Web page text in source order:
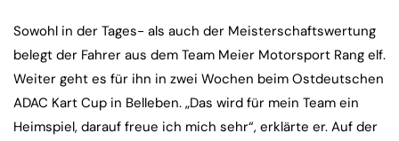
Sowohl in der Tages- als auch der Meisterschaftswertung
belegt der Fahrer aus dem Team Meier Motorsport Rang elf.
Weiter geht es für ihn in zwei Wochen beim Ostdeutschen
ADAC Kart Cup in Belleben. „Das wird für mein Team ein
Heimspiel, darauf freue ich mich sehr“, erklärte er. Auf der